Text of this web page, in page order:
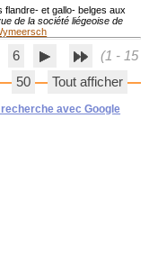
flandre- et gallo- belges aux
de la société liégeoise de
6
(1 - 15
50 Tout afficher
recherche avec Google